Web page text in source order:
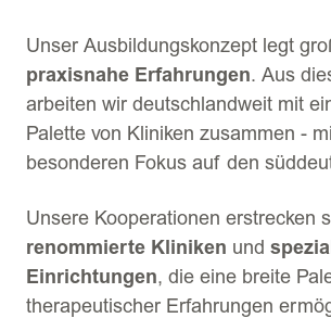
Unser Ausbildungskonzept legt
praxisnahe Erfahrungen. Aus
arbeiten wir deutschlandweit mit
Palette von Kliniken zusammen -
besonderen Fokus auf den
Unsere Kooperationen erstrecken
renommierte Kliniken und
Einrichtungen, die eine breite
therapeutischer Erfahrungen